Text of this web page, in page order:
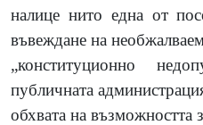
налице нито една от
въвеждане на
„конституционно
публичната
обхвата на възможността